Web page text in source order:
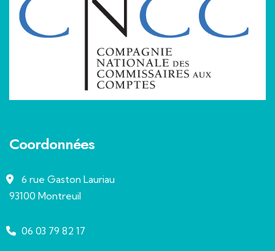
Coordonnées
6 rue Gaston Lauriau
93100 Montreuil
06 03 79 82 17